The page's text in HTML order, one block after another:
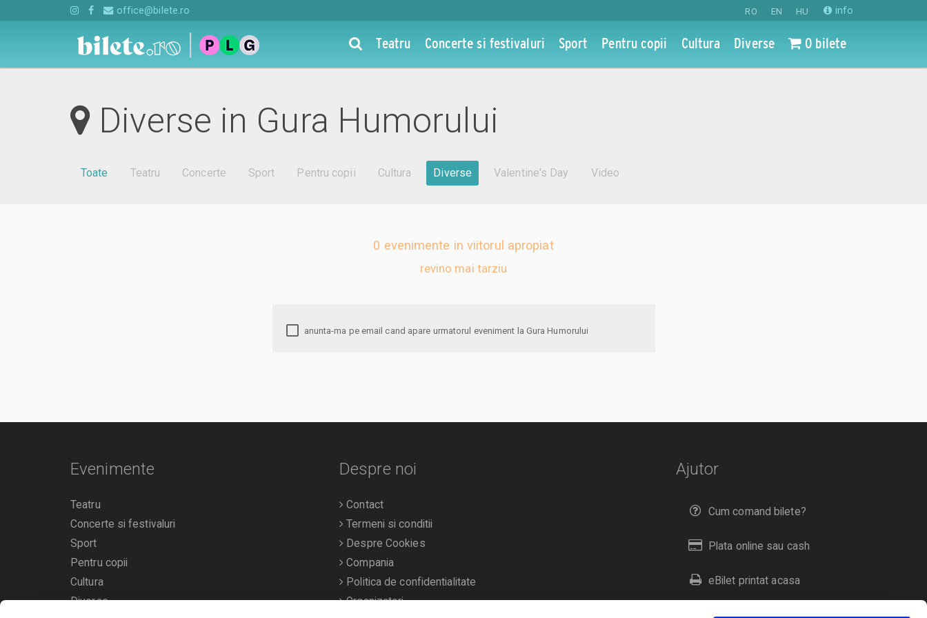
RO EN HU info
office@bilete.ro
Teatru Concerte si festivaluri Sport Pentru copii Cultura Diverse 0 bilete
Diverse in Gura Humorului
Toate Teatru Concerte Sport Pentru copii Cultura Diverse Valentine's Day Video
0 evenimente in viitorul apropiat
revino mai tarziu
anunta-ma pe email cand apare urmatorul eveniment la Gura Humorului
Ajutor
Cum comand bilete?
Plata online sau cash
eBilet printat acasa
Livrare prin curier
Evenimente
Teatru
Concerte si festivaluri
Sport
Pentru copii
Cultura
Diverse
Despre noi
Contact
Termeni si conditii
Despre Cookies
Compania
Politica de confidentialitate
Organizatori